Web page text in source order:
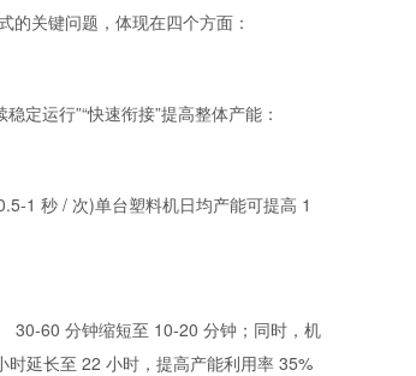
的关键问题，体现在四个方面：
定运行”“快速衔接”提高整体产能：
1 秒 / 次)单台塑料机日均产能可提高 1
30-60 分钟缩短至 10-20 分钟；同时，机
延长至 22 小时，提高产能利用率 35%